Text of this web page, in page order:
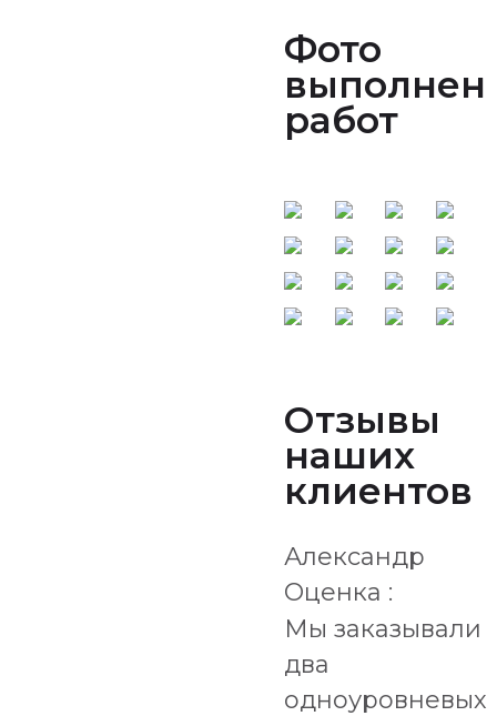
Фото
работ
Отзывы
наших
клиентов
Александр
Оценка :
Мы заказывали
два
одноуровневых